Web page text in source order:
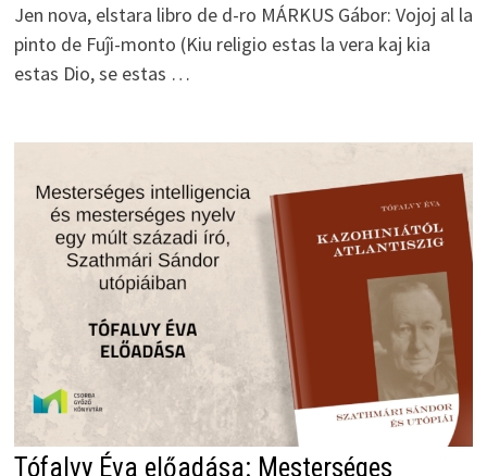
Jen nova, elstara libro de d-ro MÁRKUS Gábor: Vojoj al la
pinto de Fuĵi-monto (Kiu religio estas la vera kaj kia
estas Dio, se estas …
Tófalvy Éva előadása: Mesterséges